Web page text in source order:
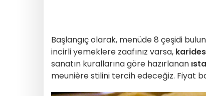
Başlangıç olarak, menüde 8 çeşidi
incirli yemeklere zaafınız varsa,
sanatın kurallarına göre hazırlanan
meunière stilini tercih edeceğiz. Fiyat